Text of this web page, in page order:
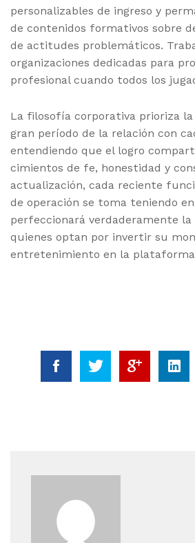
personalizables de ingreso y
de contenidos formativos sobre
de actitudes problemáticos.
organizaciones dedicadas para
profesional cuando todos los
La filosofía corporativa prioriza
gran período de la relación con
entendiendo que el logro
cimientos de fe, honestidad y
actualización, cada reciente
de operación se toma teniendo
perfeccionará verdaderamente
quienes optan por invertir su
entretenimiento en la